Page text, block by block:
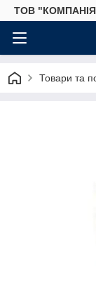
ТОВ "КОМПАНІЯ
Товари та